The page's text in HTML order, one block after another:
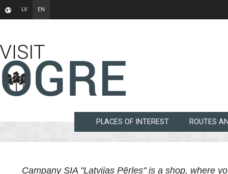
LV EN
PLACES OF INTEREST ROUTES
Campany SIA "Latvijas Pērles" is a shop, where